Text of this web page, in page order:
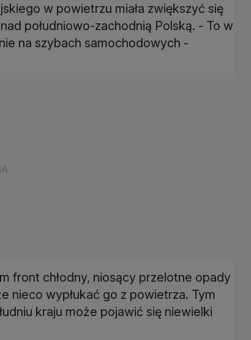
w powietrzu miała zwiększyć się
południowo-zachodnią Polską. - To w
na szybach samochodowych -
front chłodny, niosący przelotne opady
nieco wypłukać go z powietrza. Tym
kraju może pojawić się niewielki